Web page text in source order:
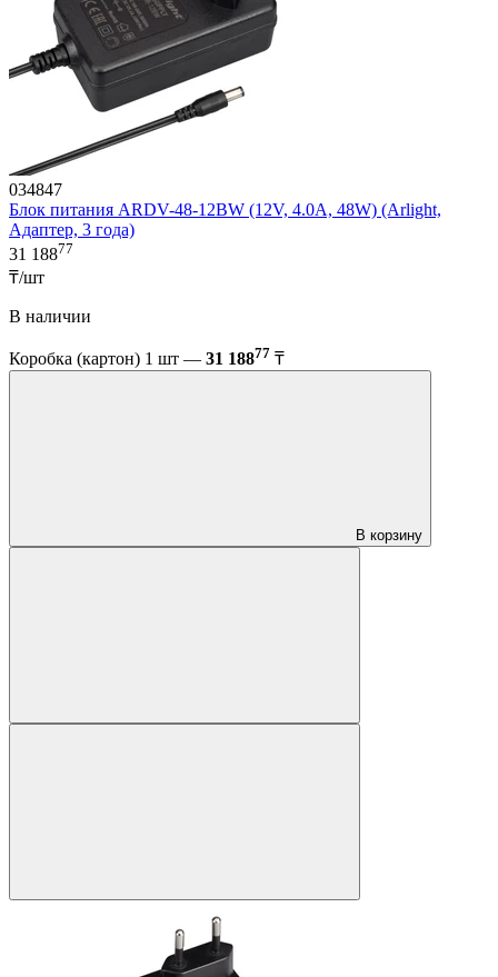
034847
Блок питания ARDV-48-12BW (12V, 4.0A, 48W) (Arlight,
Адаптер, 3 года)
31 18877
₸/шт
В наличии
Коробка (картон) 1 шт — 31 18877 ₸
В корзину